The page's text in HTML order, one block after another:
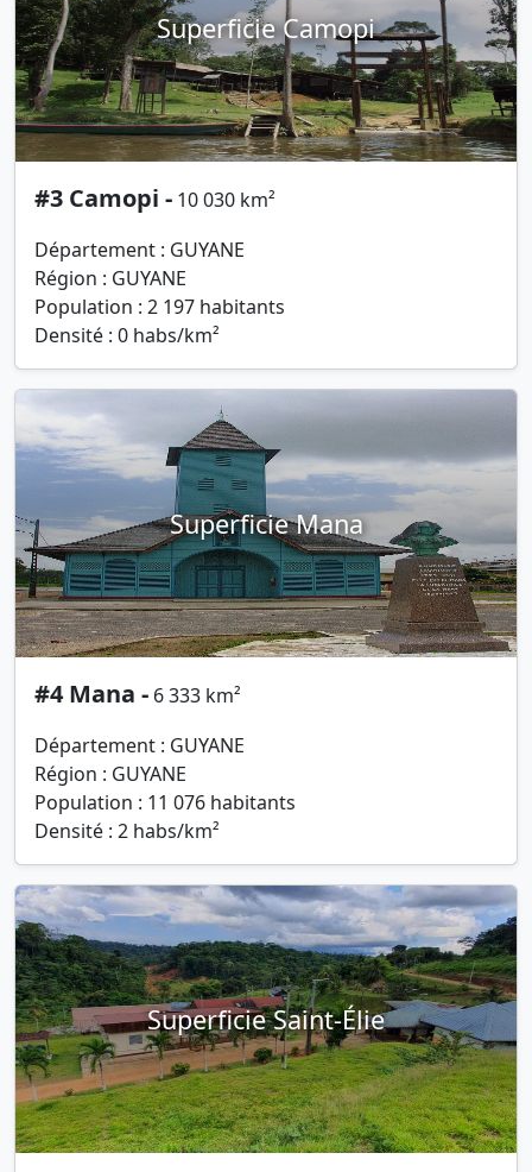
Superficie Camopi
#3 Camopi - 10 030 km²
Département : GUYANE
Région : GUYANE
Population : 2 197 habitants
Densité : 0 habs/km²
Superficie Mana
#4 Mana - 6 333 km²
Département : GUYANE
Région : GUYANE
Population : 11 076 habitants
Densité : 2 habs/km²
Superficie Saint-Élie